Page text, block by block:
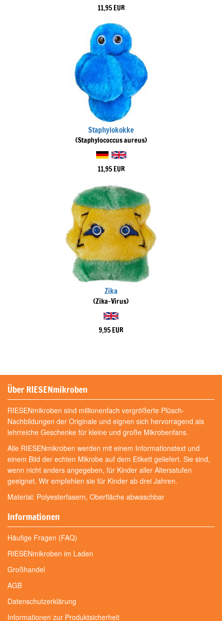
11,95 EUR
Staphylokokke
(Staphylococcus aureus)
11,95 EUR
Zika
(Zika-Virus)
9,95 EUR
Über RIESENmikroben
RIESENmikroben sind millionenfach vergrößerte Plüsch-
Nachbildungen der Originale und eignen sich hervorragend als
lehrreiche Geschenke für kleine und große Mikrobenfans.
Alle RIESENmikroben werden mit einem Informationstext und
einem Bild der echten Mikrobe auf dem Etikett geliefert. Sie sind,
wenn nicht anders angegeben, für Kinder aller Altersstufen
geeignet. Wir empfehlen sie für Kinder ab drei Jahren.
Material: Polyesterfasern, Oberfläche abwaschbar
Informationen
Häufige Fragen (FAQ)
RIESENmikroben im Laden
Großhandel
AGB
Datenschutzerklärung
Informationen zur Produktsicherheit